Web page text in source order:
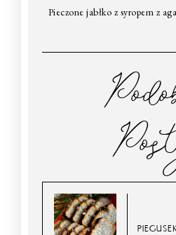
Pieczone jabłko z syropem z